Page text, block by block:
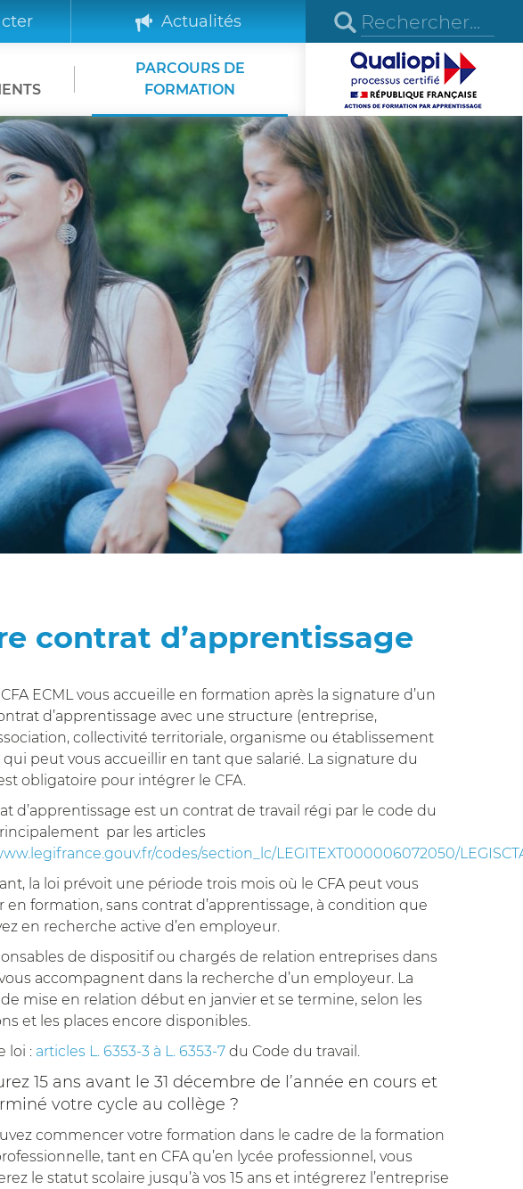
Actualités
PARCOURS DE
FORMATION
contrat d’apprentissage
ECML vous accueille en formation après la signature d’un
d’apprentissage avec une structure (entreprise,
collectivité territoriale, organisme ou établissement
peut vous accueillir en tant que salarié. La signature du
obligatoire pour intégrer le CFA.
d’apprentissage est un contrat de travail régi par le code du
par les articles
codes/section_lc/LEGITEXT000006072050/
la loi prévoit une période trois mois où le CFA peut vous
en formation, sans contrat d’apprentissage, à condition que
en recherche active d’en employeur.
de dispositif ou chargés de relation entreprises dans
vous accompagnent dans la recherche d’un employeur. La
mise en relation début en janvier et se termine, selon les
et les places encore disponibles.
loi : articles L. 6353-3 à L. 6353-7 du Code du travail.
15 ans avant le 31 décembre de l’année en cours et
votre cycle au collège ?
commencer votre formation dans le cadre de la formation
tant en CFA qu’en lycée professionnel, vous
le statut scolaire jusqu’à vos 15 ans et intégrerez l’entreprise